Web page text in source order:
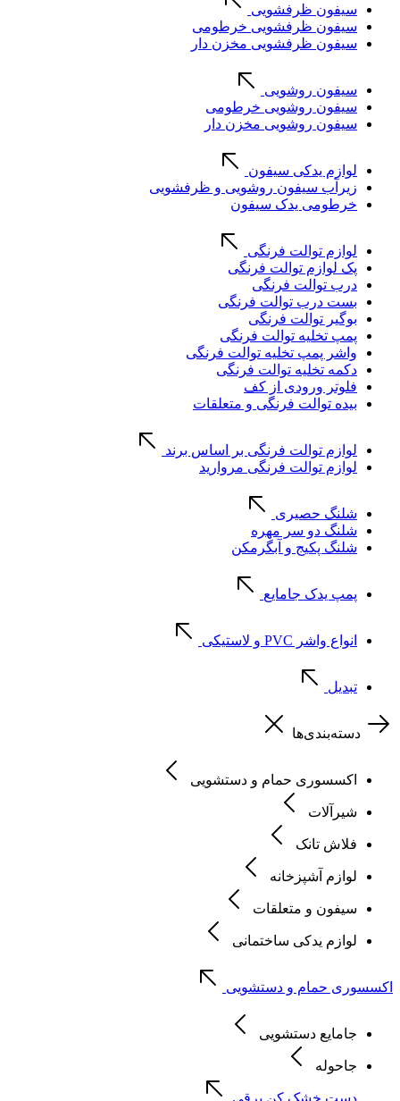
سیفون ظرفشویی
سیفون ظرفشویی خرطومی
سیفون ظرفشویی مخزن دار
سیفون روشویی
سیفون روشویی خرطومی
سیفون روشویی مخزن دار
لوازم یدکی سیفون
زیرآب سیفون روشویی و ظرفشویی
خرطومی یدک سیفون
لوازم توالت فرنگی
پک لوازم توالت فرنگی
درب توالت فرنگی
بست درب توالت فرنگی
بوگیر توالت فرنگی
پمپ تخلیه توالت فرنگی
واشر پمپ تخلیه توالت فرنگی
دکمه تخلیه توالت فرنگی
فلوتر ورودی از کف
بیده توالت فرنگی و متعلقات
لوازم توالت فرنگی بر اساس برند
لوازم توالت فرنگی مروارید
شلنگ حصیری
شلنگ دو سر مهره
شلنگ پکیج و آبگرمکن
پمپ یدک جامایع
انواع واشر PVC و لاستیکی
تبدیل
دسته‌بندی‌ها
اکسسوری حمام و دستشویی
شیرآلات
فلاش تانک
لوازم آشپزخانه
سیفون و متعلقات
لوازم یدکی ساختمانی
اکسسوری حمام و دستشویی
جامایع دستشویی
جاحوله
دست خشک کن برقی